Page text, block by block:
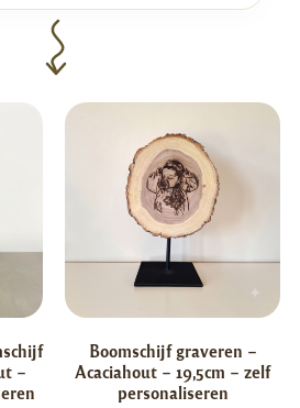
–
Boomschijf graveren –
Acaciahout – 19,5cm – zelf
personaliseren